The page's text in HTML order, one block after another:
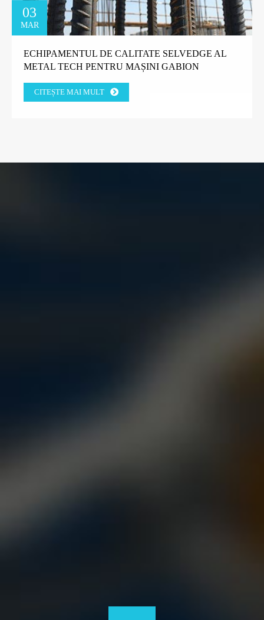
03
MAR
ECHIPAMENTUL DE CALITATE SELVEDGE AL
METAL TECH PENTRU MAȘINI GABION
DIN GRECIA.
CITEȘTE MAI MULT